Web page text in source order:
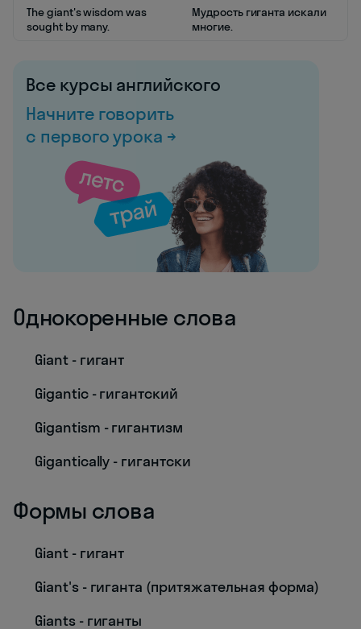
The giant's wisdom was
sought by many.
Мудрость гиганта искали
многие.
Все курсы английского
Начните говорить
с первого урока →
Однокоренные слова
Giant - гигант
Gigantic - гигантский
Gigantism - гигантизм
Gigantically - гигантски
Формы слова
Giant - гигант
Giant's - гиганта (притяжательная форма)
Giants - гиганты